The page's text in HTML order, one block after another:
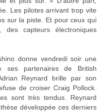
Les pilotes arrivant trop vite
sur la piste. Et pour ceux qui
capteurs électroniques
donne vendredi soir une
ses partenaires de British
Reynard brille par son
de croiser Craig Pollock.
sont très tendus. Reynard
développée ces derniers